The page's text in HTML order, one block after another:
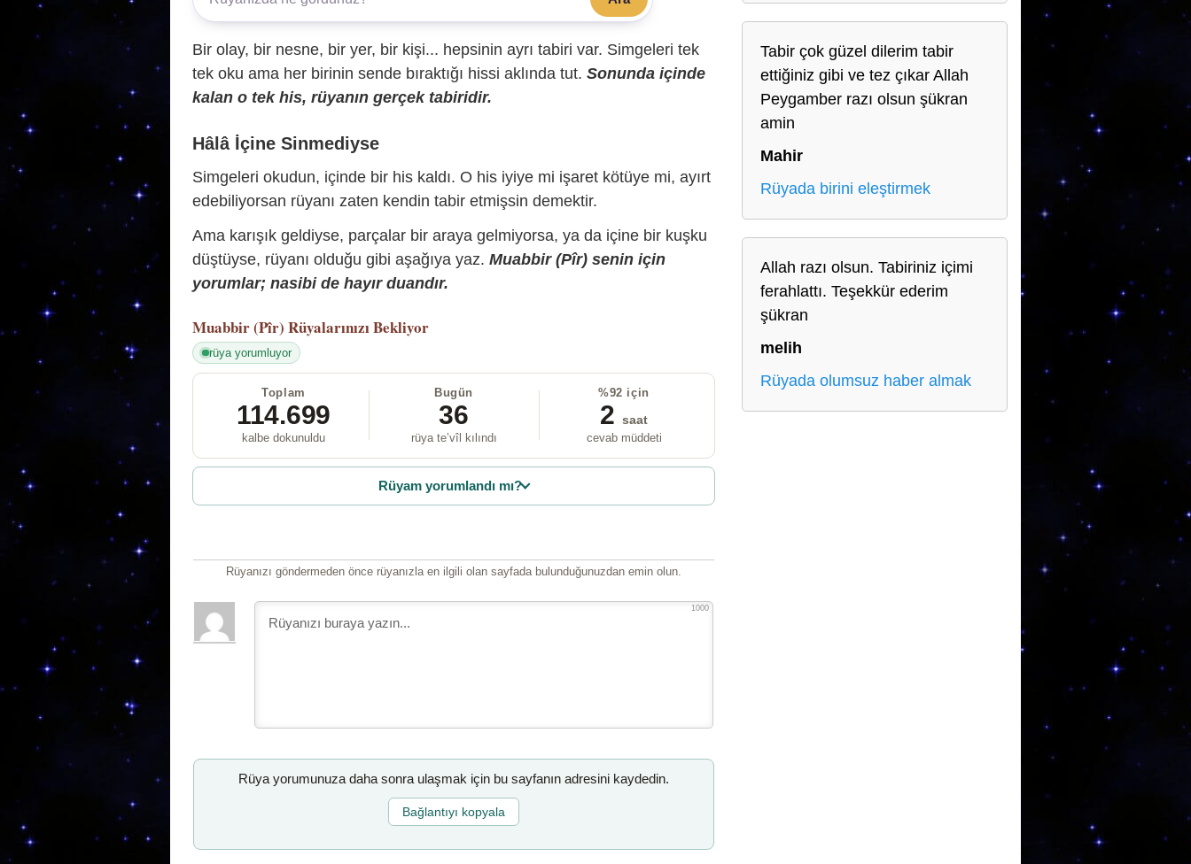
Bir olay, bir nesne, bir yer, bir kişi... hepsinin ayrı tabiri var. Simgeleri tek
tek oku ama her birinin sende bıraktığı hissi aklında tut. Sonunda içinde
kalan o tek his, rüyanın gerçek tabiridir.
Hâlâ İçine Sinmediyse
Simgeleri okudun, içinde bir his kaldı. O his iyiye mi işaret kötüye mi, ayırt
edebiliyorsan rüyanı zaten kendin tabir etmişsin demektir.
Ama karışık geldiyse, parçalar bir araya gelmiyorsa, ya da içine bir kuşku
düştüyse, rüyanı olduğu gibi aşağıya yaz. Muabbir (Pîr) senin için
yorumlar; nasibi de hayır duandır.
Muabbir (Pîr) Rüyalarınızı Bekliyor
rüya yorumluyor
Toplam
114.699
kalbe dokunuldu
Bugün
36
rüya te’vîl kılındı
%92 için
2 saat
cevab müddeti
Rüyam yorumlandı mı?
Rüyanızı göndermeden önce rüyanızla en ilgili olan sayfada bulunduğunuzdan emin olun.
1000
Rüya yorumunuza daha sonra ulaşmak için bu sayfanın adresini kaydedin.
Bağlantıyı kopyala
Tabir çok güzel dilerim tabir
ettiğiniz gibi ve tez çıkar Allah
Peygamber razı olsun şükran
amin
Mahir
Rüyada birini eleştirmek
Allah razı olsun. Tabiriniz içimi
ferahlattı. Teşekkür ederim
şükran
melih
Rüyada olumsuz haber almak